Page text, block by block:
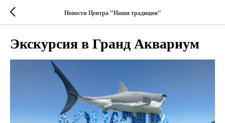
Новости Центра "Наши традиции"
Экскурсия в Гранд Аквариум